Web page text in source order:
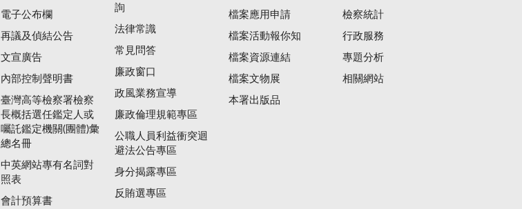
電子公布欄
再議及偵結公告
文宣廣告
內部控制聲明書
臺灣高等檢察署檢察
長概括選任鑑定人或
囑託鑑定機關(團體)彙
總名冊
中英網站專有名詞對
照表
會計預算書
詢
法律常識
常見問答
廉政窗口
政風業務宣導
廉政倫理規範專區
公職人員利益衝突迴
避法公告專區
身分揭露專區
反賄選專區
檔案應用申請
檔案活動報你知
檔案資源連結
檔案文物展
本署出版品
檢察統計
行政服務
專題分析
相關網站